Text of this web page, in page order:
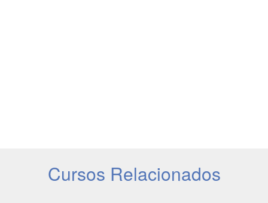
Cursos Relacionados